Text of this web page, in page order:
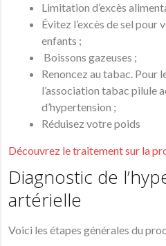
Limitation d’excès
Évitez l’excès de sel pour
enfants ;
Boissons gazeuses ;
Renoncez au tabac. Pour
l’association tabac pilule
d’hypertension ;
Réduisez votre poids
Découvrez le traitement sur la
Diagnostic de
artérielle
Voici les étapes générales du